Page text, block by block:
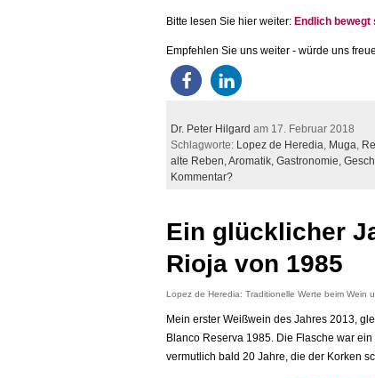
Bitte lesen Sie hier weiter: Endlich bewegt
Empfehlen Sie uns weiter - würde uns
Dr. Peter Hilgard am 17. Februar 2018
Schlagworte: Lopez de Heredia Muga
alte Reben, Aromatik, Gastronomie,
Kommentar?
Ein glücklicher
Rioja von 1985
Lopez de Heredia: Traditionelle Werte beim Wein
Mein erster Weißwein des Jahres 2013,
Blanco Reserva 1985. Die Flasche war
vermutlich bald 20 Jahre, die der Korken